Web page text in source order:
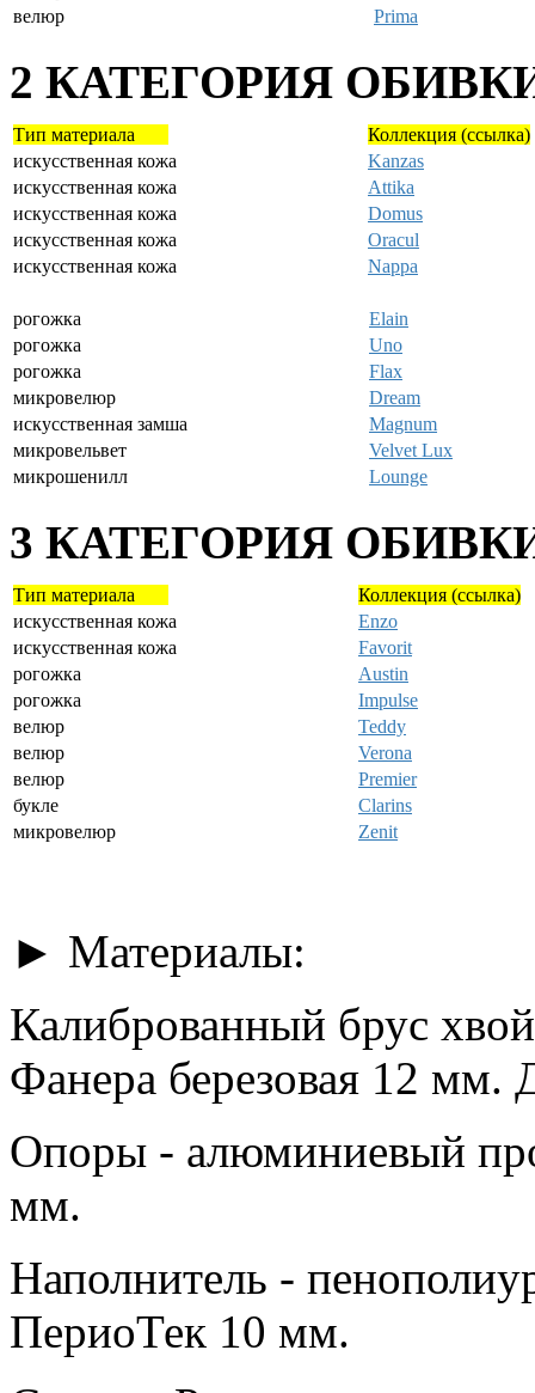
велюр
Prima
2 КАТЕГОРИЯ
Тип материала
Коллекция (ссылка)
искусственная кожа
Kanzas
искусственная кожа
Attika
искусственная кожа
Domus
искусственная кожа
Oracul
искусственная кожа
Nappa
рогожка
Elain
рогожка
Uno
рогожка
Flax
микровелюр
Dream
искусственная замша
Magnum
микровельвет
Velvet Lux
микрошенилл
Lounge
3 КАТЕГОРИЯ
Тип материала
Коллекция (ссылка)
искусственная кожа
Enzo
искусственная кожа
Favorit
рогожка
Austin
рогожка
Impulse
велюр
Teddy
велюр
Verona
велюр
Premier
букле
Clarins
микровелюр
Zenit
► Материалы:
Калиброванный брус
Фанера березовая 12
Опоры - алюминиевый
мм.
Наполнитель -
ПериоТек 10 мм.